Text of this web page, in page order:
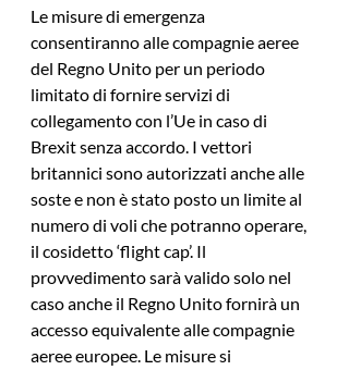
Le misure di emergenza
consentiranno alle compagnie aeree
del Regno Unito per un periodo
limitato di fornire servizi di
collegamento con l’Ue in caso di
Brexit senza accordo. I vettori
britannici sono autorizzati anche alle
soste e non è stato posto un limite al
numero di voli che potranno operare,
il cosidetto ‘flight cap’. Il
provvedimento sarà valido solo nel
caso anche il Regno Unito fornirà un
accesso equivalente alle compagnie
aeree europee. Le misure si